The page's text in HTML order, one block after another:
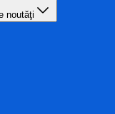
noutăţi